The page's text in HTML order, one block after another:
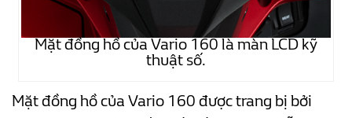
Mặt đồng hồ của Vario 160 là màn LCD kỹ
thuật số.
Mặt đồng hồ của Vario 160 được trang bị bởi